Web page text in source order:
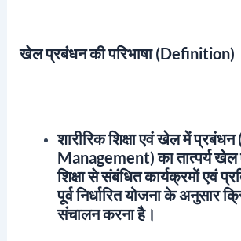
खेल प्रबंधन की परिभाषा (Definition)
शारीरिक शिक्षा एवं खेल में
Management) का तात्पर्य खेल
शिक्षा से संबंधित कार्यक्रमों एवं
पूर्व निर्धारित योजना के अनुसार
संचालन करना है।